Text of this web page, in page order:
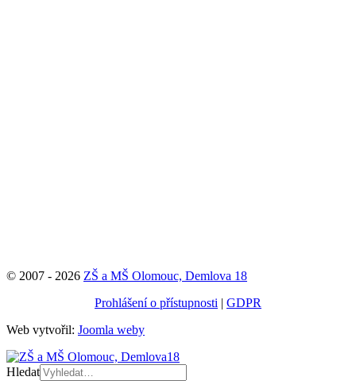
© 2007 - 2026 ZŠ a MŠ Olomouc, Demlova 18
Prohlášení o přístupnosti | GDPR
Web vytvořil: Joomla weby
Hledat